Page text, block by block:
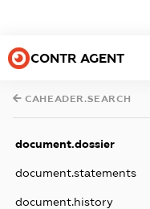
CONTR AGENT
CAHEADER.SEARCH
document.dossier
document.statements
document.history